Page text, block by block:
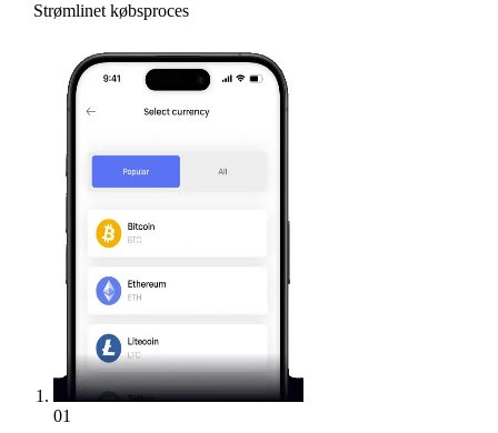
Strømlinet købsproces
01